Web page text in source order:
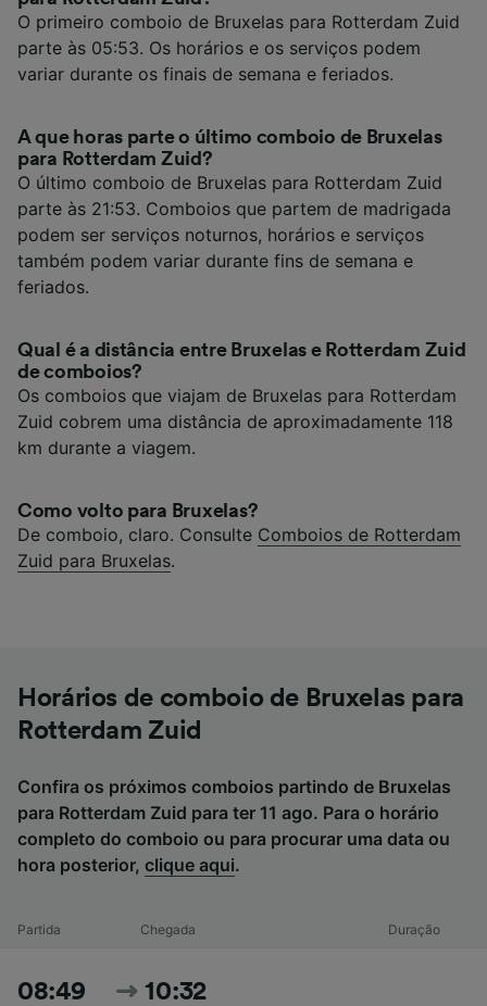
O primeiro comboio de Bruxelas para Rotterdam Zuid
parte às 05:53. Os horários e os serviços podem
variar durante os finais de semana e feriados.
A que horas parte o último comboio de Bruxelas
para Rotterdam Zuid?
O último comboio de Bruxelas para Rotterdam Zuid
parte às 21:53. Comboios que partem de madrigada
podem ser serviços noturnos, horários e serviços
também podem variar durante fins de semana e
feriados.
Qual é a distância entre Bruxelas e Rotterdam Zuid
de comboios?
Os comboios que viajam de Bruxelas para Rotterdam
Zuid cobrem uma distância de aproximadamente 118
km durante a viagem.
Como volto para Bruxelas?
De comboio, claro. Consulte Comboios de Rotterdam
Zuid para Bruxelas.
Horários de comboio de Bruxelas para
Rotterdam Zuid
Confira os próximos comboios partindo de Bruxelas
para Rotterdam Zuid para ter 11 ago. Para o horário
completo do comboio ou para procurar uma data ou
hora posterior, clique aqui.
Partida Chegada Duração
08:49 10:32